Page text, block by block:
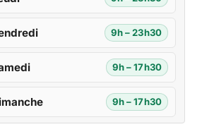
9h – 23h30
9h – 17h30
9h – 17h30